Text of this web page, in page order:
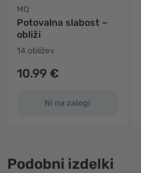
MQ
Potovalna slabost –
obliži
14 obližev
10.99 €
Ni na zalogi
Podobni izdelki